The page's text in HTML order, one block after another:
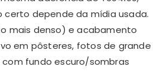
depende da mídia usada.
mais denso) e acabamento
em pôsteres, fotos de grande
fundo escuro/sombras